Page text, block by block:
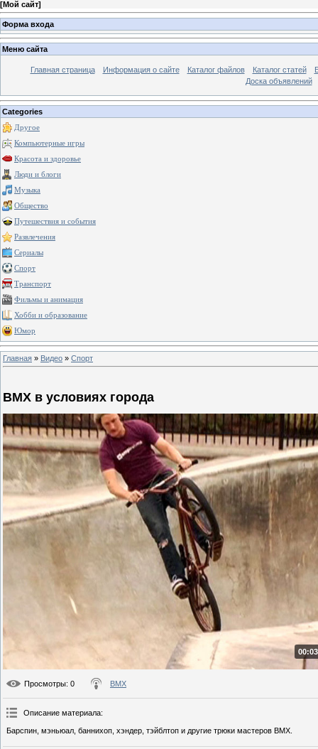
[Мой сайт]
Форма входа
Меню сайта
Главная страница Информация о сайте Каталог файлов Каталог статей
Доска объявлений
Categories
Другое
Компьютерные игры
Красота и здоровье
Люди и блоги
Музыка
Общество
Путешествия и события
Развлечения
Сериалы
Спорт
Транспорт
Фильмы и анимация
Хобби и образование
Юмор
Главная » Видео » Спорт
BMX в условиях города
Просмотры: 0 BMX
Описание материала:
Барспин, мэньюал, баннихоп, хэндер, тэйблтоп и другие трюки мастеров BMX.